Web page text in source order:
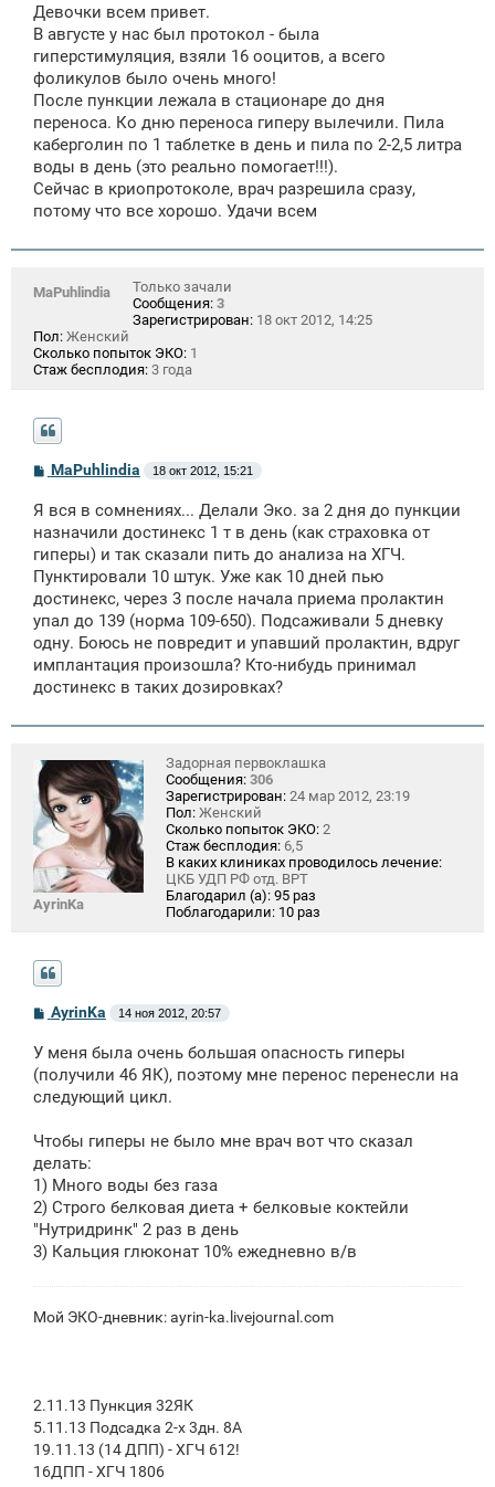
б
щ
н
и
Девочки всем привет.
В августе у нас был протокол - была
гиперстимуляция, взяли 16 ооцитов, а всего
фоликулов было очень много!
После пункции лежала в стационаре до дня
переноса. Ко дню переноса гиперу вылечили. Пила
каберголин по 1 таблетке в день и пила по 2-2,5 литра
воды в день (это реально помогает!!!).
Сейчас в криопротоколе, врач разрешила сразу,
потому что все хорошо. Удачи всем
MaPuhlindia
Только зачали
Сообщения: 3
Зарегистрирован: 18 окт 2012, 14:25
Пол: Женский
Сколько попыток ЭКО: 1
Стаж бесплодия: 3 года
С
о
б
щ
н
и
е
MaPuhlindia 18 окт 2012, 15:21
Я вся в сомнениях... Делали Эко. за 2 дня до пункции
назначили достинекс 1 т в день (как страховка от
гиперы) и так сказали пить до анализа на ХГЧ.
Пунктировали 10 штук. Уже как 10 дней пью
достинекс, через 3 после начала приема пролактин
упал до 139 (норма 109-650). Подсаживали 5 дневку
одну. Боюсь не повредит и упавший пролактин, вдруг
имплантация произошла? Кто-нибудь принимал
достинекс в таких дозировках?
AyrinKa
Задорная первоклашка
Сообщения: 306
Зарегистрирован: 24 мар 2012, 23:19
Пол: Женский
Сколько попыток ЭКО: 2
Стаж бесплодия: 6,5
В каких клиниках проводилось лечение:
ЦКБ УДП РФ отд. ВРТ
Благодарил (а): 95 раз
Поблагодарили: 10 раз
С
о
б
щ
н
AyrinKa 14 ноя 2012, 20:57
У меня была очень большая опасность гиперы
(получили 46 ЯК), поэтому мне перенос перенесли на
следующий цикл.
Чтобы гиперы не было мне врач вот что сказал
делать:
1) Много воды без газа
2) Строго белковая диета + белковые коктейли
"Нутридринк" 2 раз в день
3) Кальция глюконат 10% ежедневно в/в
Мой ЭКО-дневник: ayrin-ka.livejournal.com
2.11.13 Пункция 32ЯК
5.11.13 Подсадка 2-х 3дн. 8A
19.11.13 (14 ДПП) - ХГЧ 612!
16ДПП - ХГЧ 1806